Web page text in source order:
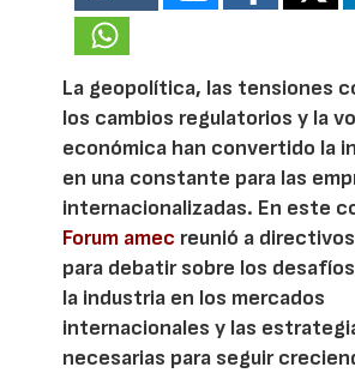
La geopolítica, las tensiones
los cambios regulatorios y la
económica han convertido la
en una constante para las
internacionalizadas. En este
Forum amec reunió a
para debatir sobre los
la industria en los mercados
internacionales y las
necesarias para seguir